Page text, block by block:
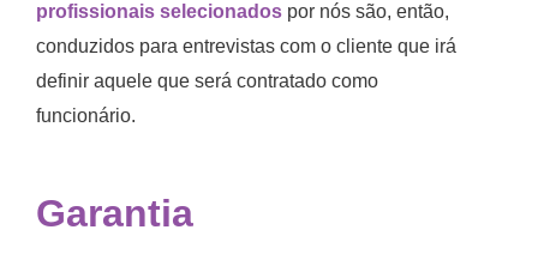
profissionais selecionados por nós são, então,
conduzidos para entrevistas com o cliente que irá
definir aquele que será contratado como
funcionário.
Garantia